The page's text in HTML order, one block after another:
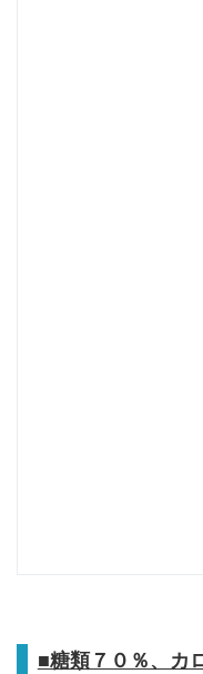
■糖類７０％、カ